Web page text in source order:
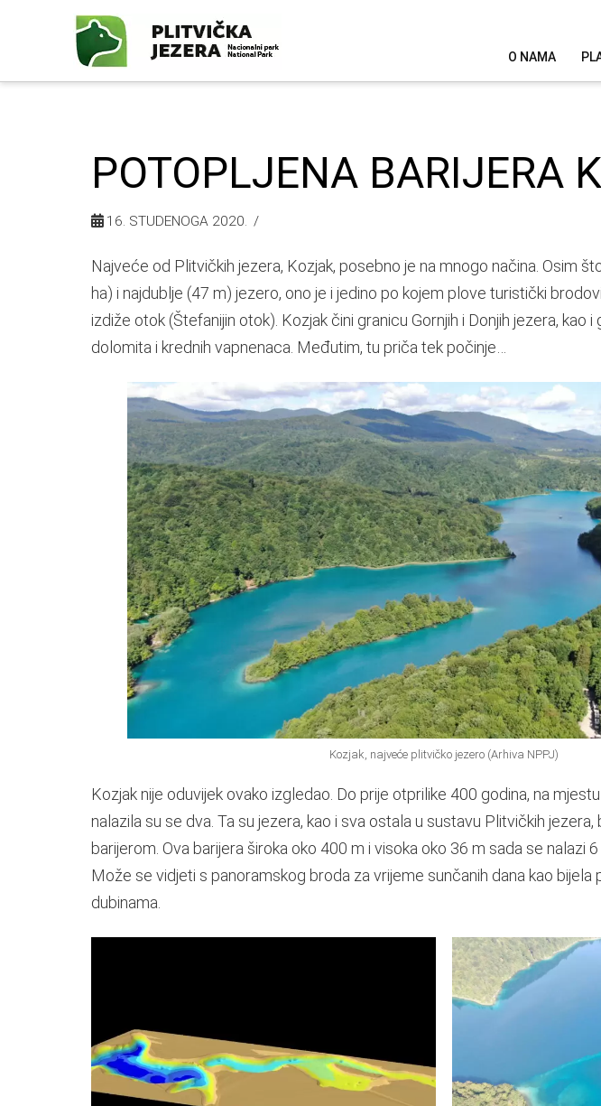
O NAMA
POTOPLJENA BARIJERA
16. STUDENOGA 2020.
Najveće od Plitvičkih jezera, Kozjak, posebno je na mnogo načina. Osim
ha) i najdublje (47 m) jezero, ono je i jedino po kojem plove turistički
izdiže otok (Štefanijin otok). Kozjak čini granicu Gornjih i Donjih jezera, kao
dolomita i krednih vapnenaca. Međutim, tu priča tek počinje…
Kozjak, najveće plitvičko jezero (Arhiva NPPJ)
Kozjak nije oduvijek ovako izgledao. Do prije otprilike 400 godina, na
nalazila su se dva. Ta su jezera, kao i sva ostala u sustavu Plitvičkih
barijerom. Ova barijera široka oko 400 m i visoka oko 36 m sada se nalazi
Može se vidjeti s panoramskog broda za vrijeme sunčanih dana kao
dubinama.